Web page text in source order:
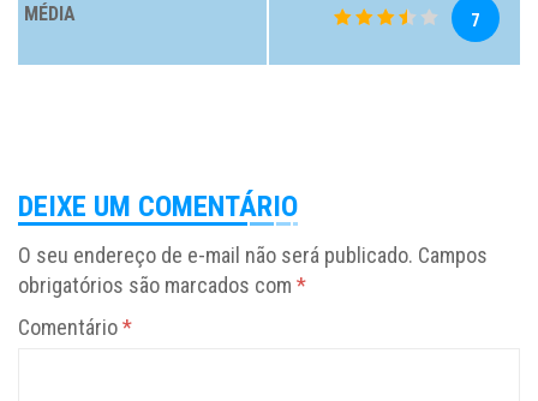
MÉDIA 7
DEIXE UM COMENTÁRIO
O seu endereço de e-mail não será publicado. Campos
obrigatórios são marcados com *
Comentário*